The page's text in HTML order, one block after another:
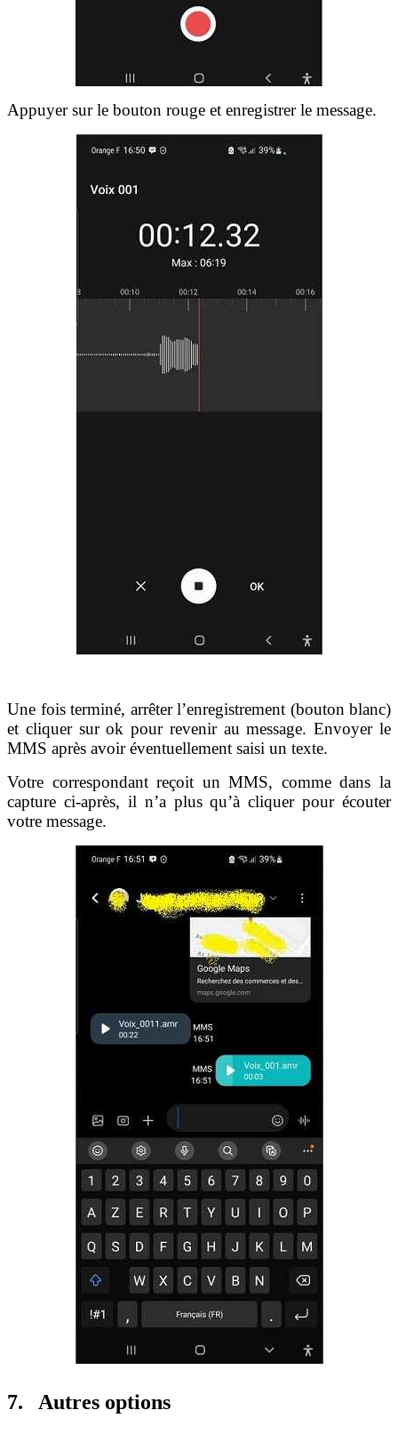
Appuyer sur le bouton rouge et enregistrer le message.
Une fois terminé, arrêter l’enregistrement (bouton blanc)
et cliquer sur ok pour revenir au message. Envoyer le
MMS après avoir éventuellement saisi un texte.
Votre correspondant reçoit un MMS, comme dans la
capture ci-après, il n’a plus qu’à cliquer pour écouter
votre message.
7. Autres options